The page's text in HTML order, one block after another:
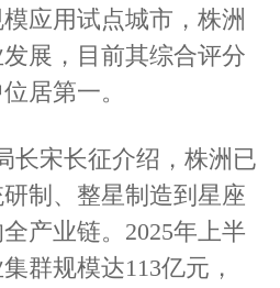
应用试点城市，株洲
展，目前其综合评分
居第一。
长宋长征介绍，株洲已
制、整星制造到星座
产业链。2025年上半
群规模达113亿元，